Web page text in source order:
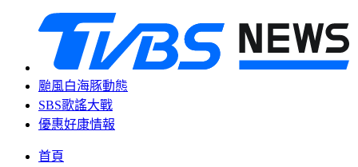
颱風白海豚動態
SBS歌謠大戰
優惠好康情報
首頁